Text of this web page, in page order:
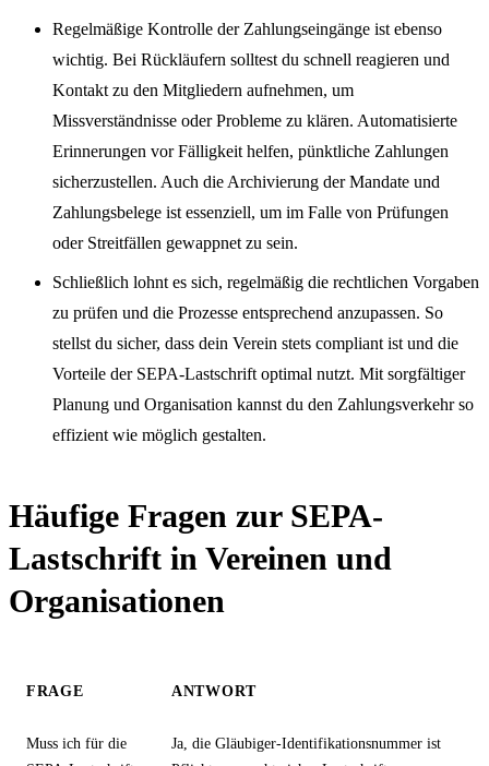
Regelmäßige Kontrolle der Zahlungseingänge ist ebenso
wichtig. Bei Rückläufern solltest du schnell reagieren und
Kontakt zu den Mitgliedern aufnehmen, um
Missverständnisse oder Probleme zu klären. Automatisierte
Erinnerungen vor Fälligkeit helfen, pünktliche Zahlungen
sicherzustellen. Auch die Archivierung der Mandate und
Zahlungsbelege ist essenziell, um im Falle von Prüfungen
oder Streitfällen gewappnet zu sein.
Schließlich lohnt es sich, regelmäßig die rechtlichen Vorgaben
zu prüfen und die Prozesse entsprechend anzupassen. So
stellst du sicher, dass dein Verein stets compliant ist und die
Vorteile der SEPA-Lastschrift optimal nutzt. Mit sorgfältiger
Planung und Organisation kannst du den Zahlungsverkehr so
effizient wie möglich gestalten.
Häufige Fragen zur SEPA-
Lastschrift in Vereinen und
Organisationen
FRAGE ANTWORT
Muss ich für die
Ja, die Gläubiger-Identifikationsnummer ist